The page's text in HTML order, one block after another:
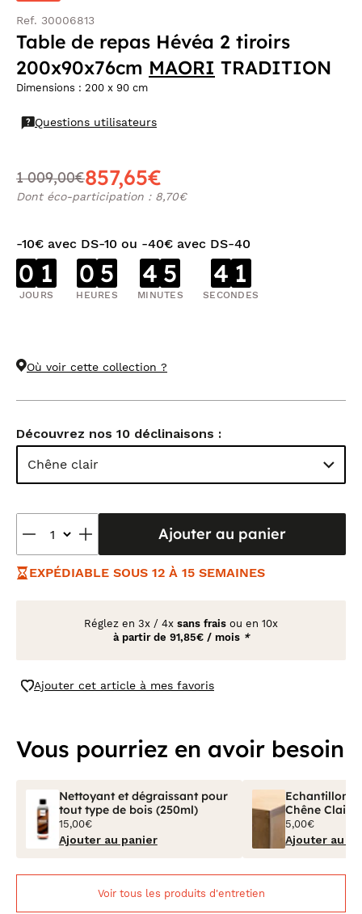
Ref. 30006813
Table de repas Hévéa 2 tiroirs
200x90x76cm MAORI TRADITION
Dimensions : 200 x 90 cm
Questions utilisateurs
1 009,00€857,65€
Dont éco-participation : 8,70€
-10€ avec DS-10 ou -40€ avec DS-40
0 1
JOURS
0 5
HEURES
4 5
MINUTES
4 0
SECONDES
Où voir cette collection ?
Découvrez nos 10 déclinaisons :
Chêne clair
Ajouter au panier
EXPÉDIABLE SOUS 12 À 15 SEMAINES
Réglez en 3x / 4x sans frais ou en 10x
à partir de 91,85€ / mois *
Ajouter cet article à mes favoris
Vous pourriez en avoir besoin
Nettoyant et dégraissant pour
tout type de bois (250ml)
15,00€
Ajouter au panier
Echantillon
Chêne Clair
5,00€
Ajouter au
Voir tous les produits d'entretien